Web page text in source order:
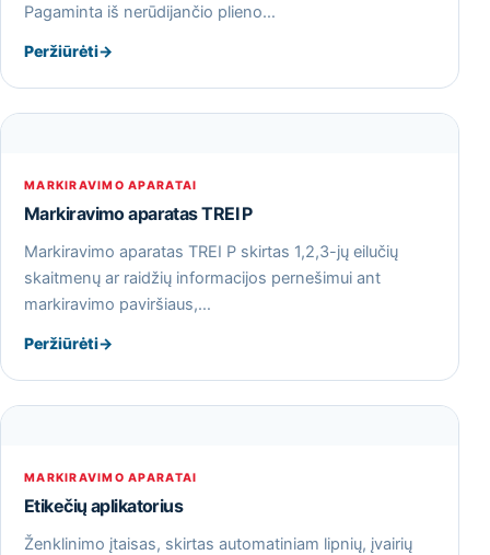
Pagaminta iš nerūdijančio plieno…
Peržiūrėti→
MARKIRAVIMO APARATAI
Markiravimo aparatas TREI P
Markiravimo aparatas TREI P skirtas 1,2,3-jų eilučių
skaitmenų ar raidžių informacijos pernešimui ant
markiravimo paviršiaus,…
Peržiūrėti→
MARKIRAVIMO APARATAI
Etikečių aplikatorius
Ženklinimo įtaisas, skirtas automatiniam lipnių, įvairių